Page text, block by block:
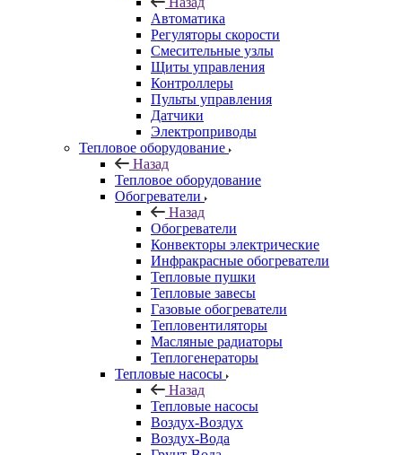
Автоматика
Регуляторы скорости
Смесительные узлы
Щиты управления
Контроллеры
Пульты управления
Датчики
Электроприводы
Тепловое оборудование
Назад
Тепловое оборудование
Обогреватели
Назад
Обогреватели
Конвекторы электрические
Инфракрасные обогреватели
Тепловые пушки
Тепловые завесы
Газовые обогреватели
Тепловентиляторы
Масляные радиаторы
Теплогенераторы
Тепловые насосы
Назад
Тепловые насосы
Воздух-Воздух
Воздух-Вода